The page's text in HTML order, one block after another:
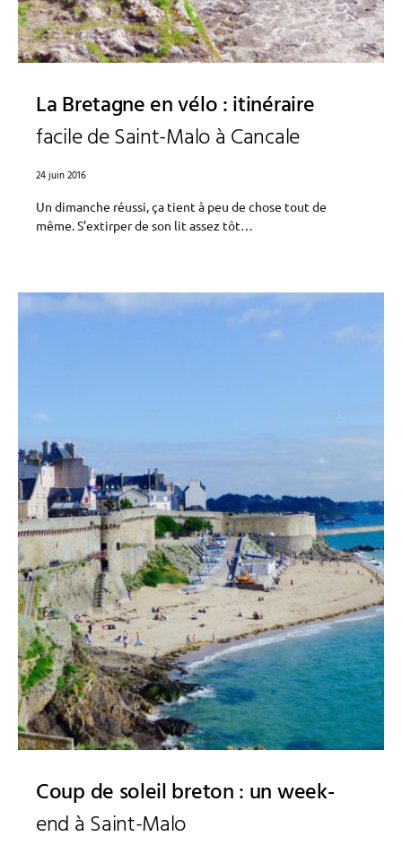
La Bretagne en vélo : itinéraire
facile de Saint-Malo à Cancale
24 juin 2016
Un dimanche réussi, ça tient à peu de chose tout de
même. S’extirper de son lit assez tôt…
Coup de soleil breton : un week-
end à Saint-Malo